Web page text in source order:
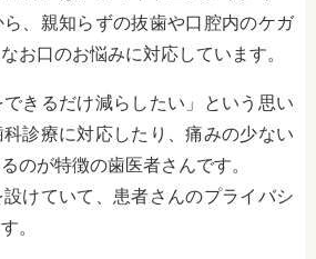
、親知らずの抜歯や口腔内のケガ
お口のお悩みに対応しています。
できるだけ減らしたい」という思い
診療に対応したり、痛みの少ない
のが特徴の歯医者さんです。
けていて、患者さんのプライバシ
。